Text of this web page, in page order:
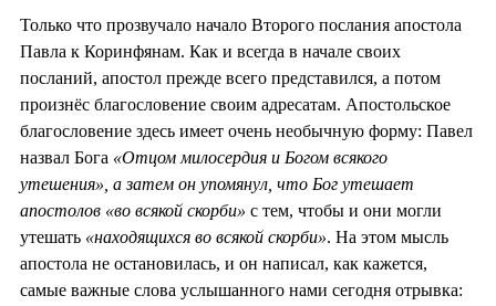
Только что прозвучало начало Второго послания апостола
Павла к Коринфянам. Как и всегда в начале своих
посланий, апостол прежде всего представился, а потом
произнёс благословение своим адресатам. Апостольское
благословение здесь имеет очень необычную форму: Павел
назвал Бога «Отцом милосердия и Богом всякого
утешения», а затем он упомянул, что Бог утешает
апостолов «во всякой скорби» с тем, чтобы и они могли
утешать «находящихся во всякой скорби». На этом мысль
апостола не остановилась, и он написал, как кажется,
самые важные слова услышанного нами сегодня отрывка: